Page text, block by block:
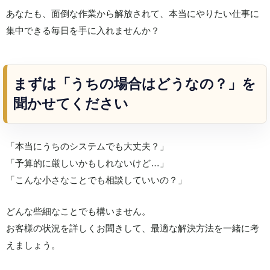
あなたも、面倒な作業から解放されて、本当にやりたい仕事に
集中できる毎日を手に入れませんか？
まずは「うちの場合はどうなの？」を
聞かせてください
「本当にうちのシステムでも大丈夫？」
「予算的に厳しいかもしれないけど…」
「こんな小さなことでも相談していいの？」
どんな些細なことでも構いません。
お客様の状況を詳しくお聞きして、最適な解決方法を一緒に考
えましょう。